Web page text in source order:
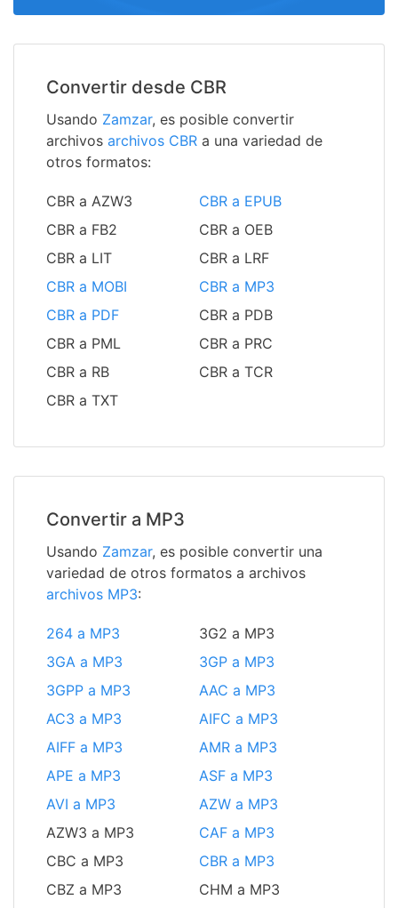
Convertir desde CBR
Usando Zamzar, es posible convertir
archivos archivos CBR a una variedad de
otros formatos:
CBR a AZW3
CBR a EPUB
CBR a FB2
CBR a OEB
CBR a LIT
CBR a LRF
CBR a MOBI
CBR a MP3
CBR a PDF
CBR a PDB
CBR a PML
CBR a PRC
CBR a RB
CBR a TCR
CBR a TXT
Convertir a MP3
Usando Zamzar, es posible convertir una
variedad de otros formatos a archivos
archivos MP3:
264 a MP3
3G2 a MP3
3GA a MP3
3GP a MP3
3GPP a MP3
AAC a MP3
AC3 a MP3
AIFC a MP3
AIFF a MP3
AMR a MP3
APE a MP3
ASF a MP3
AVI a MP3
AZW a MP3
AZW3 a MP3
CAF a MP3
CBC a MP3
CBR a MP3
CBZ a MP3
CHM a MP3